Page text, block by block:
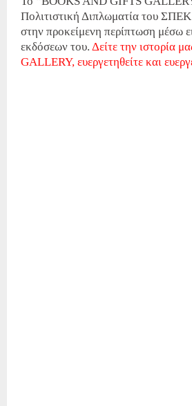
Πολιτιστική Διπλωματία του ΣΠΕΚ
στην προκείμενη περίπτωση μέσω
εκδόσεων του. Δείτε την ιστορία
GALLERY, ευεργετηθείτε και